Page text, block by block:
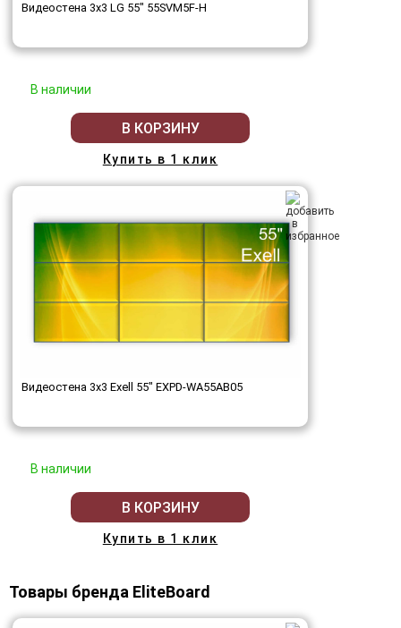
Видеостена 3x3 LG 55" 55SVM5F-H
В наличии
В КОРЗИНУ
Купить в 1 клик
Видеостена 3x3 Exell 55" EXPD-WA55AB05
В наличии
В КОРЗИНУ
Купить в 1 клик
Товары бренда EliteBoard